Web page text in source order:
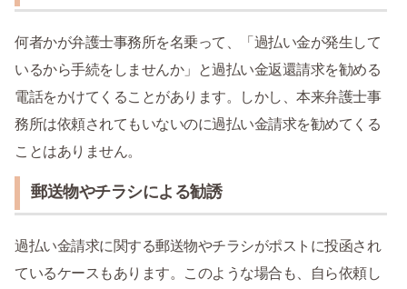
何者かが弁護士事務所を名乗って、「過払い金が発生して
いるから手続をしませんか」と過払い金返還請求を勧める
電話をかけてくることがあります。しかし、本来弁護士事
務所は依頼されてもいないのに過払い金請求を勧めてくる
ことはありません。
郵送物やチラシによる勧誘
過払い金請求に関する郵送物やチラシがポストに投函され
ているケースもあります。このような場合も、自ら依頼し